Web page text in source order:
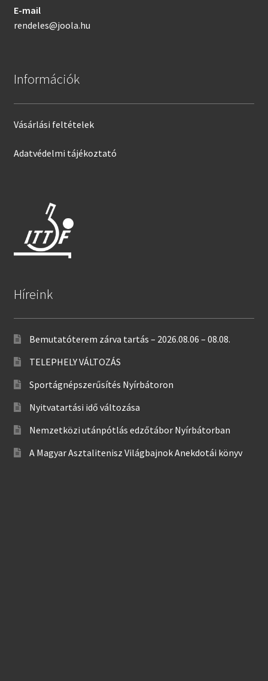
E-mail
rendeles@joola.hu
Információk
Vásárlási feltételek
Adatvédelmi tájékoztató
Híreink
Bemutatóterem zárva tartás – 2026.08.06 – 08.08.
TELEPHELY VÁLTOZÁS
Sportágnépszerűsítés Nyírbátoron
Nyitvatartási idő változása
Nemzetközi utánpótlás edzőtábor Nyírbátorban
A Magyar Asztalitenisz Világbajnok Anekdotái könyv